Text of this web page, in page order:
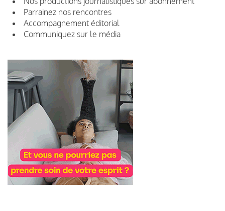
Parrainez nos rencontres
Accompagnement éditorial
Communiquez sur le média